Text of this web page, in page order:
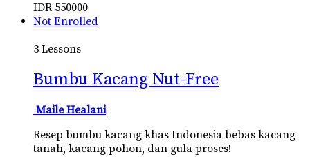
IDR 550000
Not Enrolled
3 Lessons
Bumbu Kacang Nut-Free
Maile Healani
Resep bumbu kacang khas Indonesia bebas kacang
tanah, kacang pohon, dan gula proses!